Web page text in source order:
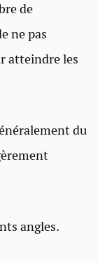
de
ne pas
atteindre les
du
angles.